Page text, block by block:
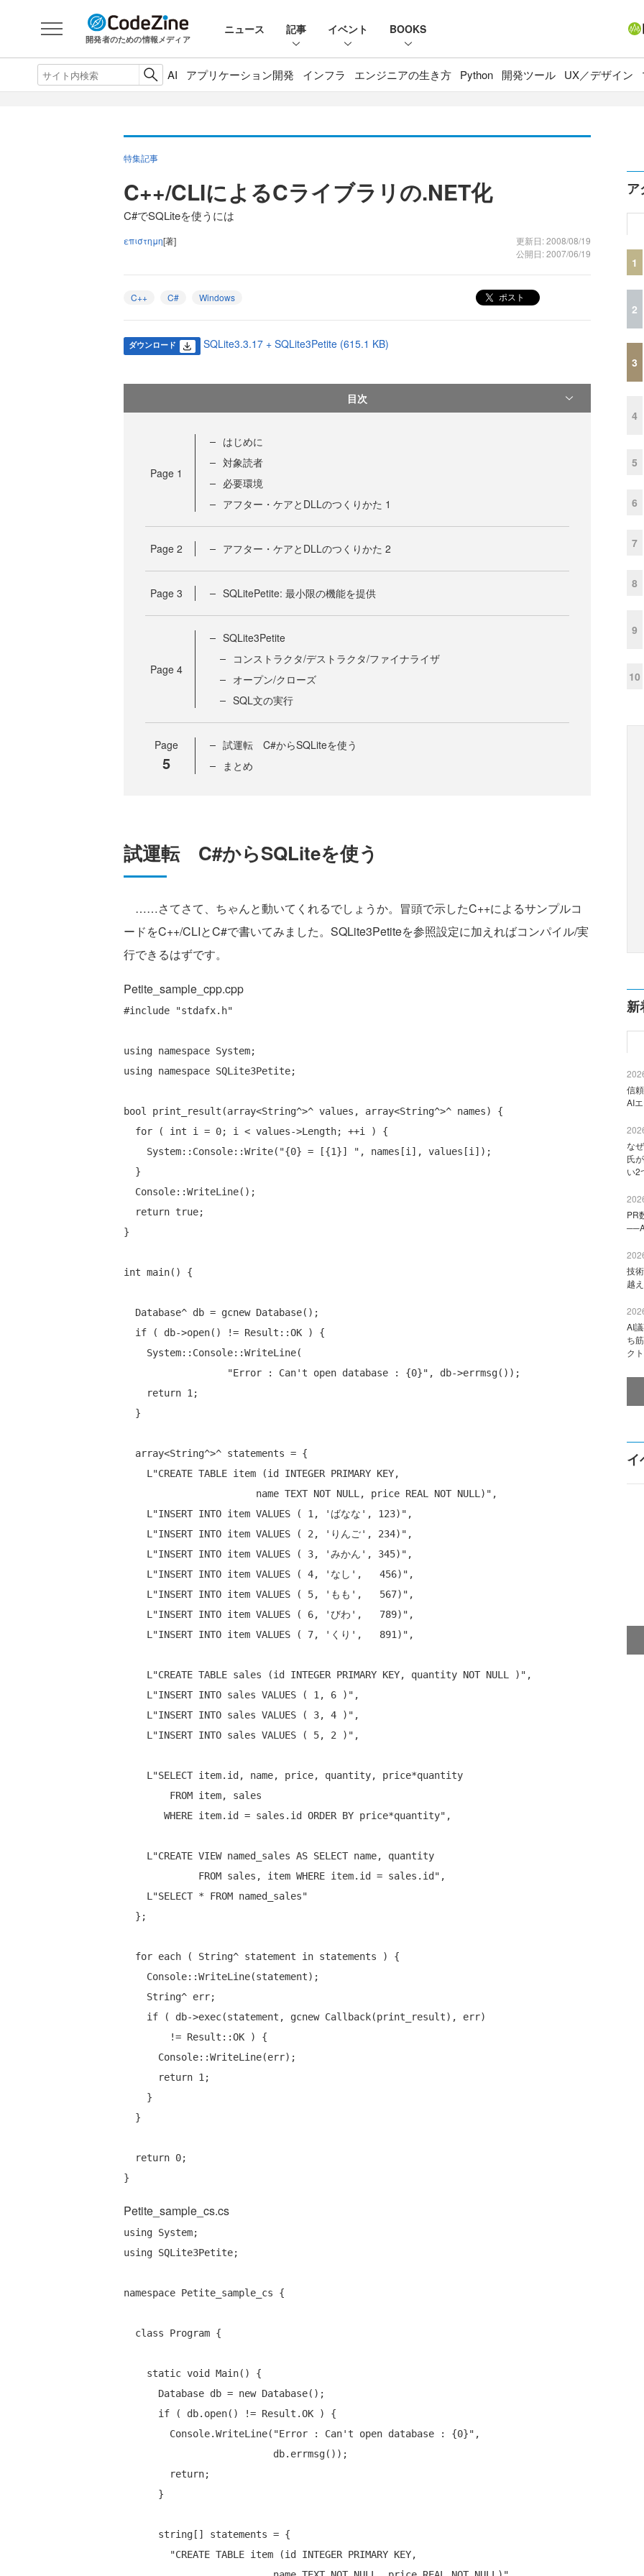
開発者のための情報メディア
ニュース 記事 イベント BOOKS
AI アプリケーション開発 インフラ エンジニアの生き方 Python 開発ツール UX／デザイン
特集記事
C++/CLIによるCライブラリの.NET化
C#でSQLiteを使うには
επιστημη[著]
更新日: 2008/08/19
公開日: 2007/06/19
C++ C# Windows ポスト
ダウンロード SQLite3.3.17 + SQLite3Petite (615.1 KB)
目次
Page 1
はじめに
対象読者
必要環境
アフター・ケアとDLLのつくりかた 1
Page 2 アフター・ケアとDLLのつくりかた 2
Page 3 SQLitePetite: 最小限の機能を提供
Page 4
SQLite3Petite
コンストラクタ/デストラクタ/ファイナライザ
オープン/クローズ
SQL文の実行
Page
5
試運転 C#からSQLiteを使う
まとめ
試運転 C#からSQLiteを使う
……さてさて、ちゃんと動いてくれるでしょうか。冒頭で示したC++によるサンプルコ
ードをC++/CLIとC#で書いてみました。SQLite3Petiteを参照設定に加えればコンパイル/実
行できるはずです。
Petite_sample_cpp.cpp
#include "stdafx.h"
using namespace
using namespace SQLite3Petite;
bool print_result(array<String^>^ values, array<String^>^ names) {
for ( int i = 0; i < values->Length; ++i ) {
    System::Console::Write(
"{0} = [{1}] " , names[i], values[i]);
return true;
}
int main() {
if ( db->open() != Result::OK ) {
"Error : Can't open database : {0}" , db->errmsg());
return 1;
                       name TEXT NOT
NULL, price REAL NOT NULL)",
    L
"INSERT INTO item VALUES ( 1, 'ばなな', 123)" ,
    L
"INSERT INTO item VALUES ( 2, 'りんご', 234)" ,
    L
"INSERT INTO item VALUES ( 3, 'みかん', 345)" ,
    L
"INSERT INTO item VALUES ( 4, 'なし',   456)" ,
    L
"INSERT INTO item VALUES ( 5, 'もも',   567)" ,
    L
"INSERT INTO item VALUES ( 6, 'びわ',   789)" ,
    L
"INSERT INTO item VALUES ( 7, 'くり',   891)" ,
    L
"CREATE TABLE sales (id INTEGER PRIMARY KEY, quantity NOT NULL )" ,
    L
"INSERT INTO sales VALUES ( 1, 6 )" ,
    L
"INSERT INTO sales VALUES ( 3, 4 )" ,
    L
"INSERT INTO sales VALUES ( 5, 2 )" ,
    L
"SELECT * FROM named_sales"
for each ( String^ statement in statements ) {
if ( db->exec(statement, gcnew Callback(print_result), err)
return 1;
return 0;
Petite_sample_cs.cs
using
using SQLite3Petite;
namespace Petite_sample_cs {
class Program {
static void
Main() {
      Database db =
new Database();
if ( db.open() != Result.OK ) {
        Console.WriteLine(
"Error : Can't open database : {0}" ,
return;
string [] statements = {
ア
1
2
3
4
5
6
7
8
9
10
新
信
AI
な
氏
い2
PR
技
越
AI
ち
ク
イ